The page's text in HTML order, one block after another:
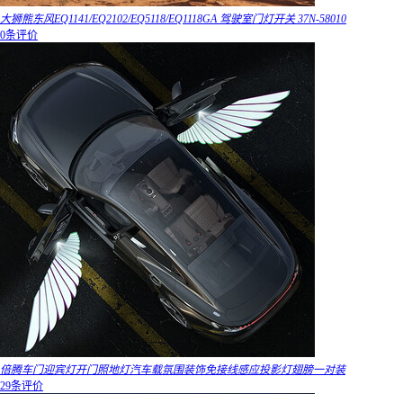
大狮熊东风EQ1141/EQ2102/EQ5118/EQ1118GA 驾驶室门灯开关 37N-58010
0条评价
倍腾车门迎宾灯开门照地灯汽车载氛围装饰免接线感应投影灯翅膀一对装
29条评价